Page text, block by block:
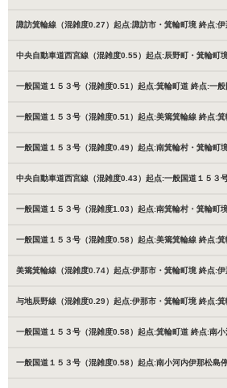
諏訪箕輪線（混雑度0.27）起点:諏訪市・箕輪町境 終点:
中央自動車道西宮線（混雑度0.55）起点:辰野町・箕輪町
一般国道１５３号（混雑度0.51）起点:箕輪町道 終点:一
一般国道１５３号（混雑度0.51）起点:美篶箕輪線 終点:
一般国道１５３号（混雑度0.49）起点:南箕輪村・箕輪町
中央自動車道西宮線（混雑度0.43）起点:一般国道１５３
一般国道１５３号（混雑度1.03）起点:南箕輪村・箕輪町
一般国道１５３号（混雑度0.58）起点:美篶箕輪線 終点:
美篶箕輪線（混雑度0.74）起点:伊那市・箕輪町境 終点:
与地辰野線（混雑度0.29）起点:伊那市・箕輪町境 終点:
一般国道１５３号（混雑度0.58）起点:箕輪町道 終点:南
一般国道１５３号（混雑度0.58）起点:南小河内伊那松島